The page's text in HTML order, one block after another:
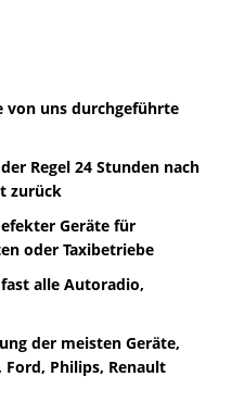
von uns durchgeführte
Regel 24 Stunden nach
zurück
Geräte für
oder Taxibetriebe
alle Autoradio,
der meisten Geräte,
Philips, Renault